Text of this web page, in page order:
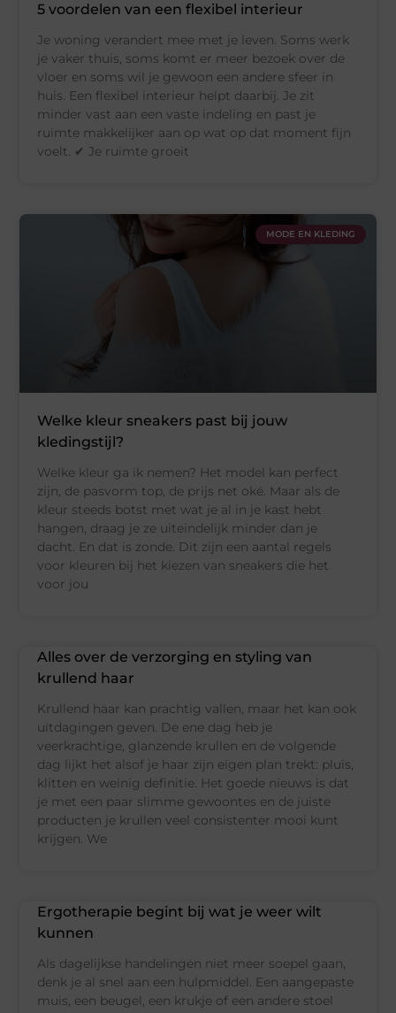
5 voordelen van een flexibel interieur
Je woning verandert mee met je leven. Soms werk
je vaker thuis, soms komt er meer bezoek over de
vloer en soms wil je gewoon een andere sfeer in
huis. Een flexibel interieur helpt daarbij. Je zit
minder vast aan een vaste indeling en past je
ruimte makkelijker aan op wat op dat moment fijn
voelt. ✔ Je ruimte groeit
MODE EN KLEDING
Welke kleur sneakers past bij jouw
kledingstijl?
Welke kleur ga ik nemen? Het model kan perfect
zijn, de pasvorm top, de prijs net oké. Maar als de
kleur steeds botst met wat je al in je kast hebt
hangen, draag je ze uiteindelijk minder dan je
dacht. En dat is zonde. Dit zijn een aantal regels
voor kleuren bij het kiezen van sneakers die het
voor jou
Alles over de verzorging en styling van
krullend haar
Krullend haar kan prachtig vallen, maar het kan ook
uitdagingen geven. De ene dag heb je
veerkrachtige, glanzende krullen en de volgende
dag lijkt het alsof je haar zijn eigen plan trekt: pluis,
klitten en weinig definitie. Het goede nieuws is dat
je met een paar slimme gewoontes en de juiste
producten je krullen veel consistenter mooi kunt
krijgen. We
Ergotherapie begint bij wat je weer wilt
kunnen
Als dagelijkse handelingen niet meer soepel gaan,
denk je al snel aan een hulpmiddel. Een aangepaste
muis, een beugel, een krukje of een andere stoel